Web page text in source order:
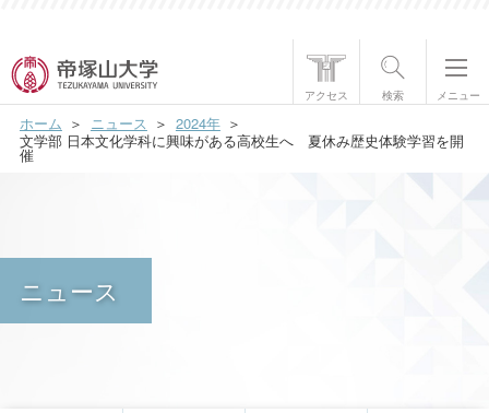
アクセス 検索 メニュー
帝塚山大学について
学部・大学院
研究・社会貢献
ホーム ニュース
2024年
文学部 日本文化学科に興味がある高校生へ 夏休み歴史体験学習を開
催
ニュース